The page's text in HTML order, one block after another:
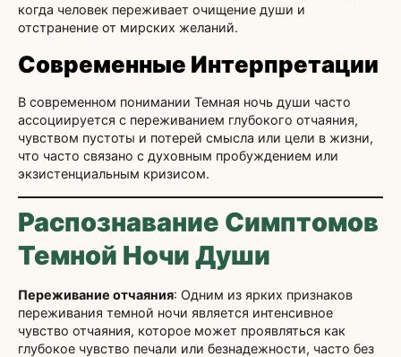
когда человек переживает очищение души и
отстранение от мирских желаний.
Современные Интерпретации
В современном понимании Темная ночь души часто
ассоциируется с переживанием глубокого отчаяния,
чувством пустоты и потерей смысла или цели в жизни,
что часто связано с духовным пробуждением или
экзистенциальным кризисом.
Распознавание Симптомов
Темной Ночи Души
Переживание отчаяния: Одним из ярких признаков
переживания темной ночи является интенсивное
чувство отчаяния, которое может проявляться как
глубокое чувство печали или безнадежности, часто без